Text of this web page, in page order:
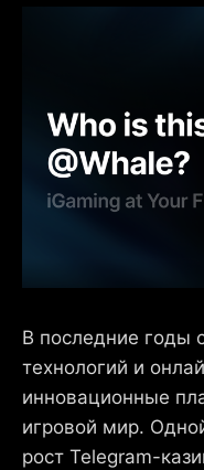
В последние годы
технологий и
инновационные
игровой мир.
рост Telegram-